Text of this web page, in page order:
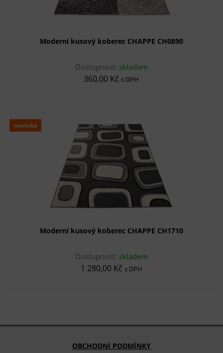
Moderní kusový koberec CHAPPE CH0890
Dostupnost: skladem
360,00 Kč s DPH
novinka
Moderní kusový koberec CHAPPE CH1710
Dostupnost: skladem
1 280,00 Kč s DPH
OBCHODNÍ PODMÍNKY